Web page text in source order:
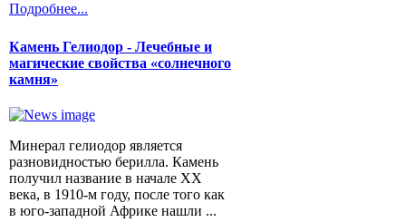
Подробнее...
Камень Гелиодор - Лечебные и
магические свойства «солнечного
камня»
Минерал гелиодор является
разновидностью берилла. Камень
получил название в начале XX
века, в 1910-м году, после того как
в юго-западной Африке нашли ...